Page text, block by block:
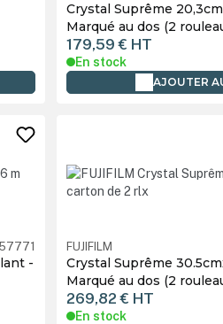
Crystal Suprême
Marqué au dos (2
179,59 € HT
En stock
AJOUTER
-
FUJIFILM
Crystal Suprême
Marqué au dos (2
269,82 € HT
En stock